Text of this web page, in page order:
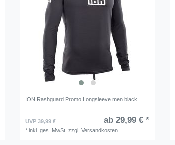
ION Rashguard Promo Longsleeve men black
UVP 39,99 € ab 29,99 € *
*inkl. ges. MwSt. zzgl.Versandkosten